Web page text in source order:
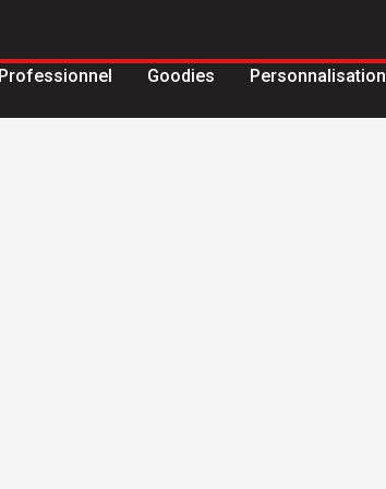
Professionnel Goodies Personnalisation